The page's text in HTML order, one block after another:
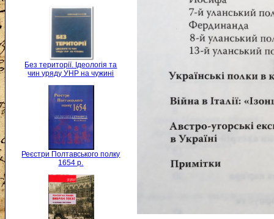
Без території. Ідеологія та
чин уряду УНР на чужині
Реєстри Полтавського полку
1654 р.